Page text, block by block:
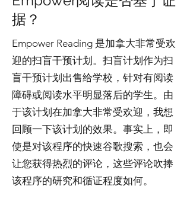
据？
Empower Reading 是加拿大非常受欢
迎的扫盲干预计划。扫盲计划作为扫
盲干预计划出售给学校，针对有阅读
障碍或阅读水平明显落后的学生。由
于该计划在加拿大非常受欢迎，我想
回顾一下该计划的效果。事实上，即
使是对该程序的快速谷歌搜索，也会
让您获得热烈的评论，这些评论吹捧
该程序的研究和循证程度如何。